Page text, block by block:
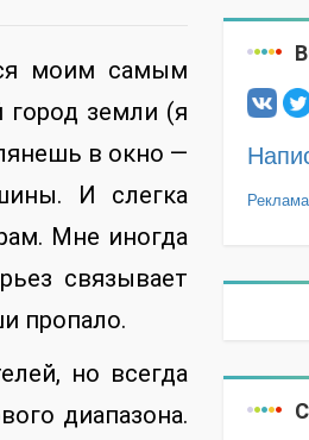
моим самым
земли (я
в окно —
И слегка
Мне иногда
связывает
пропало.
но всегда
диапазона.